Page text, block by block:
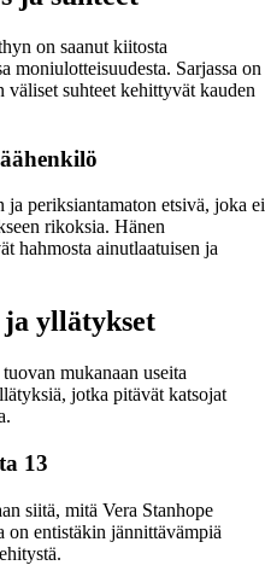
on saanut kiitosta
moniulotteisuudesta. Sarjassa on
suhteet kehittyvät kauden
ja periksiantamaton etsivä, joka ei
rikoksia. Hänen
hahmosta ainutlaatuisen ja
ja yllätykset
mukanaan useita
jotka pitävät katsojat
13
siitä, mitä Vera Stanhope
on entistäkin jännittävämpiä